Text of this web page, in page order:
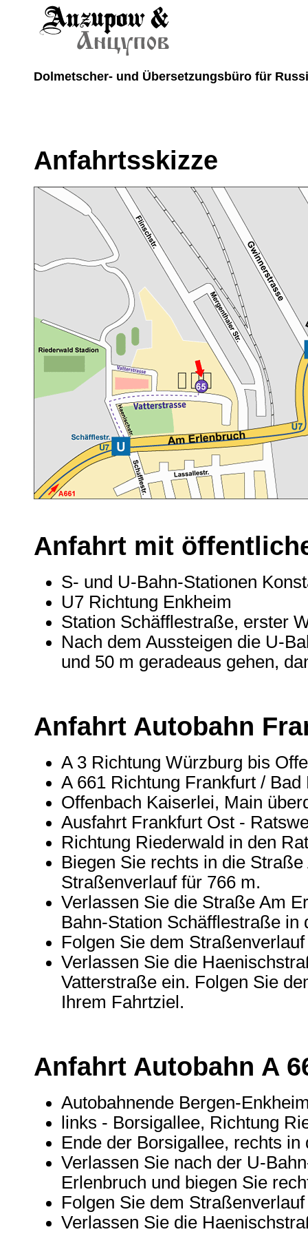
Dolmetscher- und Übersetzungsbüro für
Anfahrtsskizze
Anfahrt mit
S- und U-Bahn-Stationen
U7 Richtung Enkheim
Station Schäfflestraße, erster
Nach dem Aussteigen die U-
und 50 m geradeaus gehen,
Anfahrt Autobahn
A 3 Richtung Würzburg bis
A 661 Richtung Frankfurt / Bad
Offenbach Kaiserlei, Main
Ausfahrt Frankfurt Ost -
Richtung Riederwald in den
Biegen Sie rechts in die
Straßenverlauf für 766 m.
Verlassen Sie die Straße Am
Bahn-Station Schäfflestraße
Folgen Sie dem
Verlassen Sie die
Vatterstraße ein. Folgen Sie
Ihrem Fahrtziel.
Anfahrt Autobahn A
Autobahnende Bergen-
links - Borsigallee, Richtung
Ende der Borsigallee, rechts
Verlassen Sie nach der U-
Erlenbruch und biegen Sie
Folgen Sie dem
Verlassen Sie die